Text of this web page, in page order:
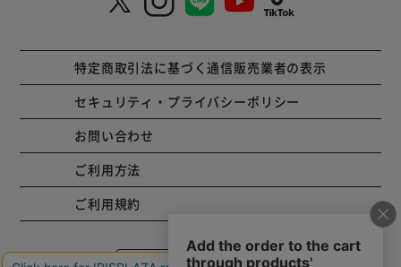
特定商取引法に基づく通信販売業者の表示
セキュリティ・プライバシーポリシー
お問い合わせ
ご利用方法
ご利用規約